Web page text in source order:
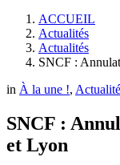
ACCUEIL
Actualités
Actualités
SNCF :
in À la une !,
SNCF :
et Lyon